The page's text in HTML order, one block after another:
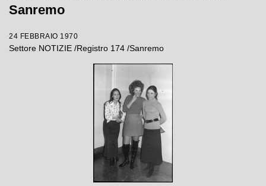
Sanremo
24 FEBBRAIO 1970
Settore NOTIZIE /Registro 174 /Sanremo